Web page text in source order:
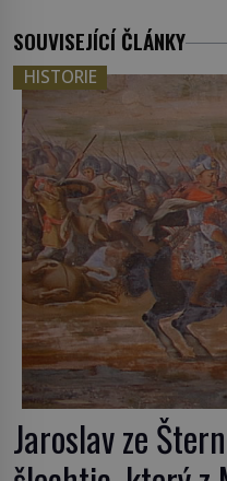
SOUVISEJÍCÍ ČLÁNKY
HISTORIE
Jaroslav ze